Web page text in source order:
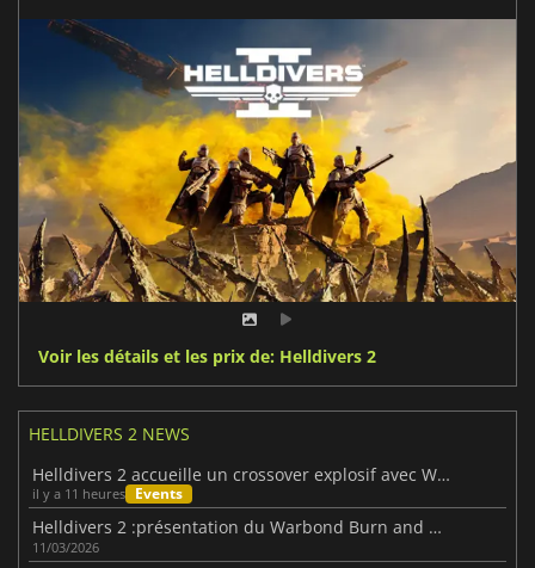
Voir les détails et les prix de: Helldivers 2
HELLDIVERS 2 NEWS
Helldivers 2 accueille un crossover explosif avec Warhammer 40K
il y a 11 heures Events
Helldivers 2 :présentation du Warbond Burn and Bury
11/03/2026